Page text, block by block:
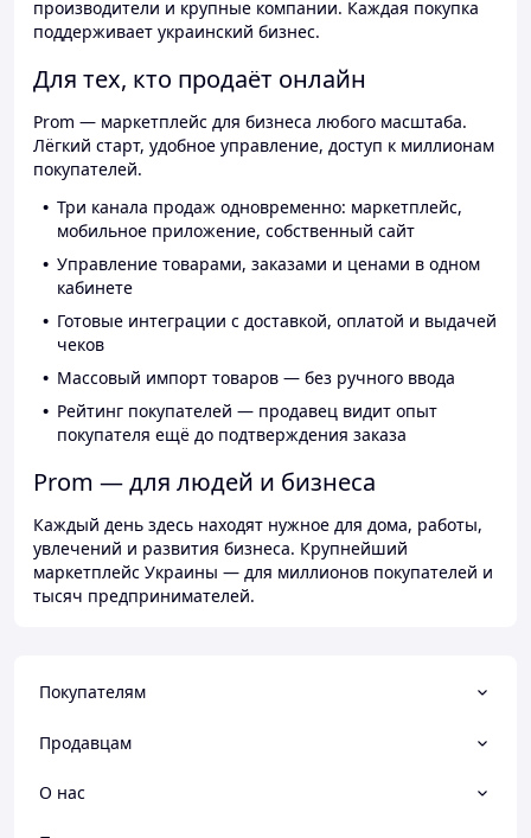
производители и крупные компании. Каждая покупка
поддерживает украинский бизнес.
Для тех, кто продаёт онлайн
Prom — маркетплейс для бизнеса любого масштаба.
Лёгкий старт, удобное управление, доступ к миллионам
покупателей.
Три канала продаж одновременно: маркетплейс,
мобильное приложение, собственный сайт
Управление товарами, заказами и ценами в одном
кабинете
Готовые интеграции с доставкой, оплатой и выдачей
чеков
Массовый импорт товаров — без ручного ввода
Рейтинг покупателей — продавец видит опыт
покупателя ещё до подтверждения заказа
Prom — для людей и бизнеса
Каждый день здесь находят нужное для дома, работы,
увлечений и развития бизнеса. Крупнейший
маркетплейс Украины — для миллионов покупателей и
тысяч предпринимателей.
Покупателям
Продавцам
О нас